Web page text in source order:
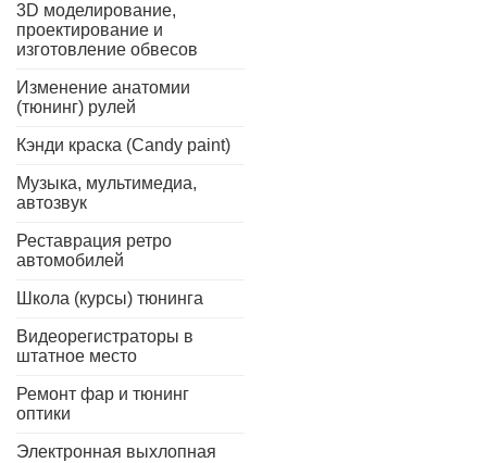
3D моделирование,
проектирование и
изготовление обвесов
Изменение анатомии
(тюнинг) рулей
Кэнди краска (Candy paint)
Музыка, мультимедиа,
автозвук
Реставрация ретро
автомобилей
Школа (курсы) тюнинга
Видеорегистраторы в
штатное место
Ремонт фар и тюнинг
оптики
Электронная выхлопная